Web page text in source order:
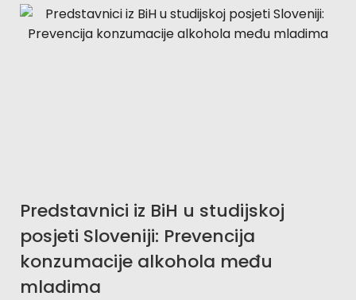
Predstavnici iz BiH u studijskoj
posjeti Sloveniji: Prevencija
konzumacije alkohola među
mladima